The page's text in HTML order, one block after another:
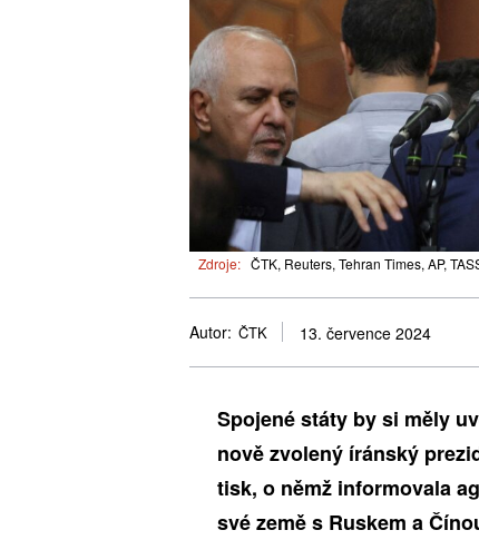
Zdroje: ČTK, Reuters, Tehran Times, AP,
Autor: ČTK 13. července 2024
Spojené státy by si měly
nově zvolený íránský
tisk, o němž informovala
své země s Ruskem a